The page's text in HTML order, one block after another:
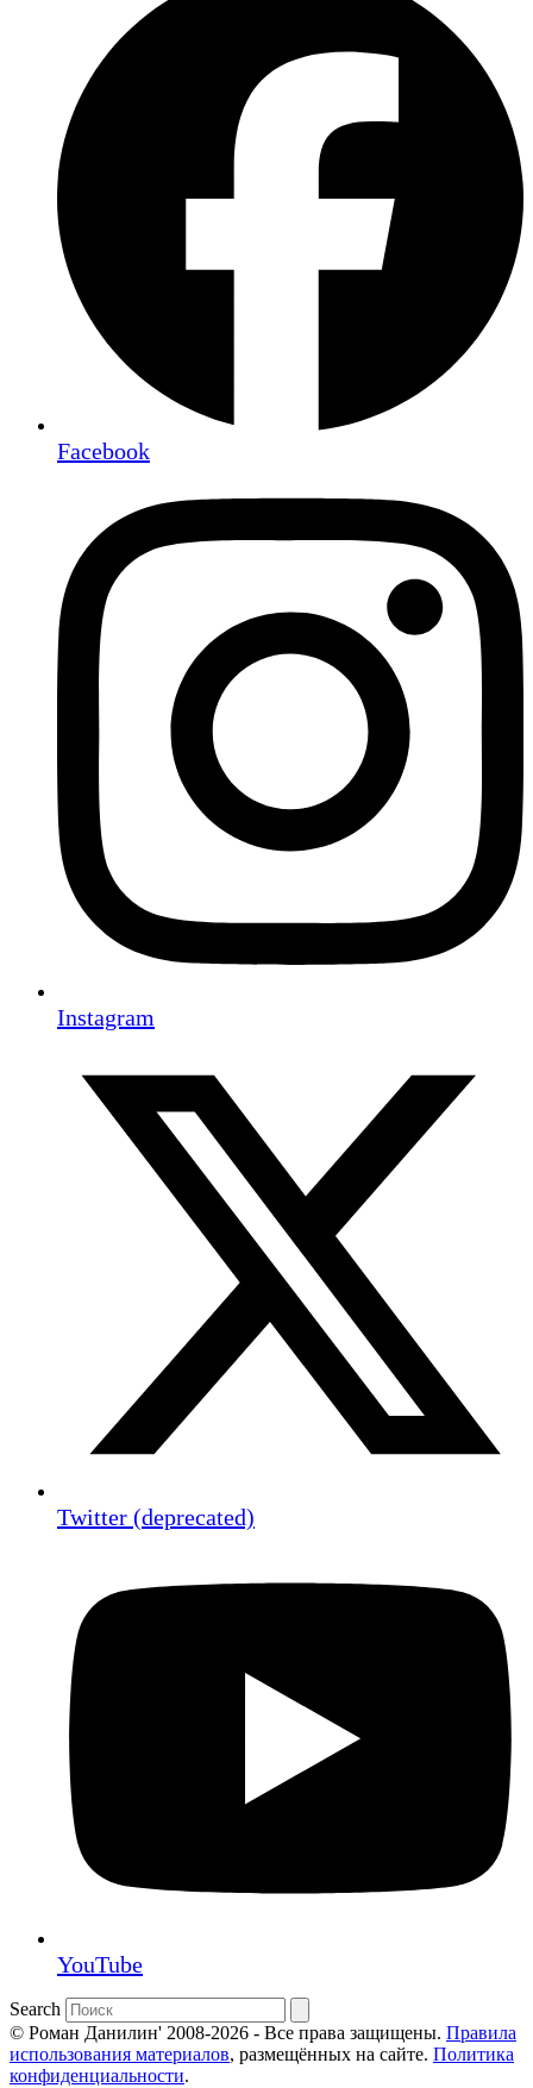
Facebook
Instagram
Twitter (deprecated)
YouTube
Search
© Роман Данилин' 2008-2026 - Все права защищены. Правила
использования материалов, размещённых на сайте. Политика
конфиденциальности.